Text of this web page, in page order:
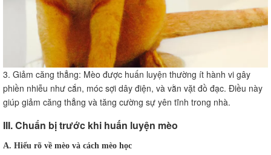
3. Giảm căng thẳng: Mèo được huấn luyện thường ít hành vi gây
phiền nhiễu như cắn, móc sợi dây điện, và vằn vặt đồ đạc. Điều này
giúp giảm căng thẳng và tăng cường sự yên tĩnh trong nhà.
III. Chuẩn bị trước khi huấn luyện mèo
A. Hiểu rõ về mèo và cách mèo học